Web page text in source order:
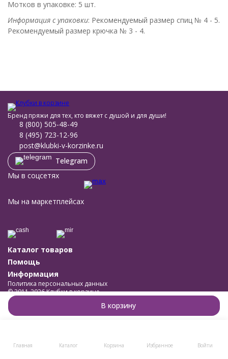
В корзину
Мотков в упаковке: 5 шт.
Информация с упаковки: Рекомендуемый размер спиц № 4 - 5.
Рекомендуемый размер крючка № 3 - 4.
Главная Каталог Корзина Избранное Войти
Бренд пряжи для тех, кто вяжет с душой и для души!
8 (800) 505-48-49
8 (495) 723-12-96
post@klubki-v-korzinke.ru
Telegram
Мы в соцсетях
Мы на маркетплейсах
Каталог товаров
Помощь
Информация
Политика персональных данных
© 2011-2026 Клубки в корзине
Разработано в